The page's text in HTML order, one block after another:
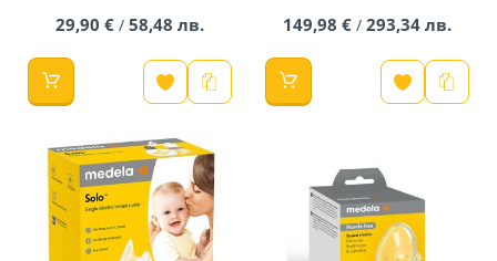
29,90 € / 58,48 лв. 149,98 € / 293,34 лв.